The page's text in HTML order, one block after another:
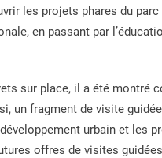
les projets phares du
en passant par
sur place, il a été montré
un fragment de visite
urbain et les
offres de visites